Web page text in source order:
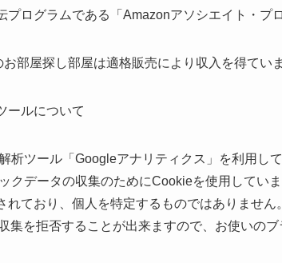
ログラムである「Amazonアソシエイト・プ
部屋探し部屋は適格販売により収入を得ていま
ールについて
析ツール「Googleアナリティクス」を利用して
クデータの収集のためにCookieを使用していま
ており、個人を特定するものではありません。
集を拒否することが出来ますので、お使いのブ